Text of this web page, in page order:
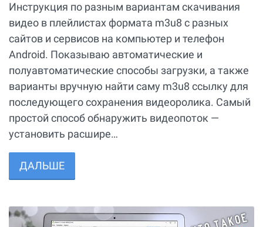
Инструкция по разным вариантам скачивания
видео в плейлистах формата m3u8 с разных
сайтов и сервисов на компьютер и телефон
Android. Показываю автоматические и
полуавтоматические способы загрузки, а также
варианты вручную найти саму m3u8 ссылку для
последующего сохранения видеоролика. Самый
простой способ обнаружить видеопоток —
установить расшире…
ДАЛЬШЕ